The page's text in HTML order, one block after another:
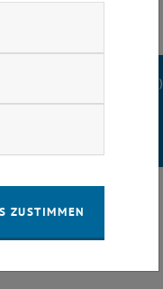
(PDF)
ZUSTIMMEN